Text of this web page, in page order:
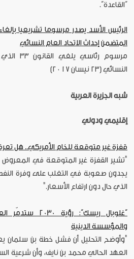
“القاعدة”.
المتضمن إحداث الاتحاد العام النسائي
مرسوم
النسائي (٢٣ نيسان ٢٠١٧)
شبه الجزيرة العربية
إقليمي ودولي
قفزة غير متوقعة للخام الأمريكي.. هل
"تشير القفزة غير المتوقعة في المعروض
يجدون صعوبة في التغلب على وفرة النفط
الذي حال دون ارتفاع الأسعار."
“غلوبال ريسك”:
والمؤسسة الدينية
"وأوضح التحليل أن فشل خطة بن سلمان
العهد الحالي محمد بن نايف، وأن شرعية